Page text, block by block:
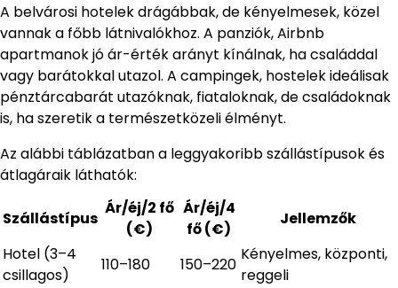
A belvárosi hotelek drágábbak, de kényelmesek, közel
vannak a főbb látnivalókhoz. A panziók, Airbnb
apartmanok jó ár-érték arányt kínálnak, ha családdal
vagy barátokkal utazol. A campingek, hostelek ideálisak
pénztárcabarát utazóknak, fiataloknak, de családoknak
is, ha szeretik a természetközeli élményt.
Az alábbi táblázatban a leggyakoribb szállástípusok és
átlagáraik láthatók:
Szállástípus
Ár/éj/2 fő
(€)
Ár/éj/4
fő (€)
Jellemzők
Hotel (3–4
csillagos)
110–180 150–220
Kényelmes, központi,
reggeli